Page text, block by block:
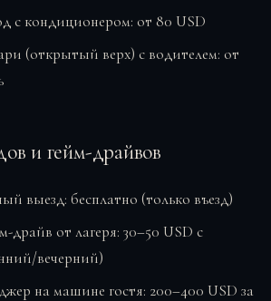
с кондиционером: от 80 USD
(открытый верх) с водителем: от
и гейм-драйвов
выезд: бесплатно (только въезд)
драйв от лагеря: 30–50 USD с
вечерний)
на машине гостя: 200–400 USD за